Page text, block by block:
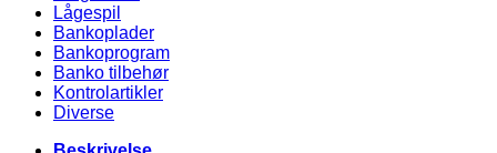
Lågespil
Bankoplader
Bankoprogram
Banko tilbehør
Kontrolartikler
Diverse